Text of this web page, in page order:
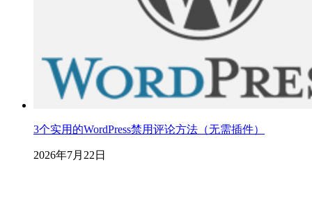
3个实用的WordPress禁用评论方法（无需插件）
2026年7月22日